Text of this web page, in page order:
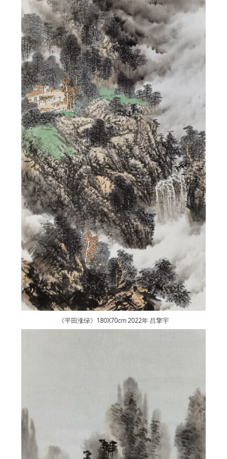
《平田涨绿》180X70cm 2022年 吕擎宇